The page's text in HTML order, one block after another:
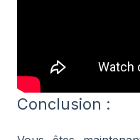
Conclusion :